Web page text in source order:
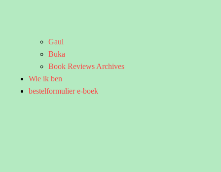
Gaul
Buka
Book Reviews Archives
Wie ik ben
bestelformulier e-boek